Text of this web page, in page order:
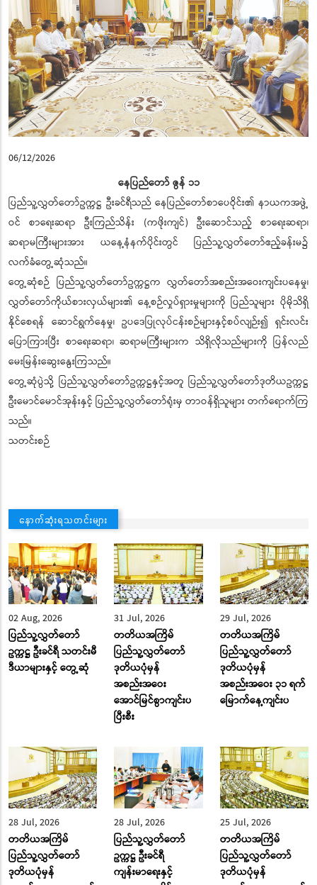
06/12/2026
နေပြည်တော် ဇွန် ၁၁
ပြည်သူ့လွှတ်တော်ဥက္ကဋ္ဌ ဦးခင်ရီသည် နေပြည်တော်စာပေဝိုင်း၏ နာယကအဖွဲ့
ဝင် စာရေးဆရာ ဦးကြည်သိန်း (ကဖိုးကျင်) ဦးဆောင်သည့် စာရေးဆရာ၊
ဆရာမကြီးများအား ယနေ့နံနက်ပိုင်းတွင် ပြည်သူ့လွှတ်တော်ဧည့်ခန်းမ၌
လက်ခံတွေ့ဆုံသည်။
တွေ့ဆုံစဉ် ပြည်သူ့လွှတ်တော်ဥက္ကဋ္ဌက လွှတ်တော်အစည်းအဝေးကျင်းပနေမှု၊
လွှတ်တော်ကိုယ်စားလှယ်များ၏ နေ့စဉ်လှုပ်ရှားမှုများကို ပြည်သူများ ပိုမိုသိရှိ
နိုင်စေရန် ဆောင်ရွက်နေမှု၊ ဥပဒေပြုလုပ်ငန်းစဉ်များနှင့်စပ်လျဉ်း၍ ရှင်းလင်း
ပြောကြားပြီး စာရေးဆရာ၊ ဆရာမကြီးများက သိရှိလိုသည်များကို ပြန်လည်
မေးမြန်းဆွေးနွေးကြသည်။
တွေ့ဆုံပွဲသို့ ပြည်သူ့လွှတ်တော်ဥက္ကဋ္ဌနှင့်အတူ ပြည်သူ့လွှတ်တော်ဒုတိယဥက္ကဋ္ဌ
ဦးမောင်မောင်အုန်းနှင့် ပြည်သူ့လွှတ်တော်ရုံးမှ တာဝန်ရှိသူများ တက်ရောက်ကြ
သည်။
သတင်းစဉ်
နောက်ဆုံးရသတင်းများ
02 Aug, 2026
ပြည်သူ့လွှတ်တော်
ဥက္ကဋ္ဌ ဦးခင်ရီ သတင်းမီ
ဒီယာများနှင့် တွေ့ဆုံ
31 Jul, 2026
တတိယအကြိမ်
ပြည်သူ့လွှတ်တော်
ဒုတိယပုံမှန်
အစည်းအဝေး
အောင်မြင်စွာကျင်းပ
ပြီးစီး
29 Jul, 2026
တတိယအကြိမ်
ပြည်သူ့လွှတ်တော်
ဒုတိယပုံမှန်
အစည်းအဝေး ၃၁ ရက်
မြောက်နေ့ကျင်းပ
28 Jul, 2026
တတိယအကြိမ်
ပြည်သူ့လွှတ်တော်
ဒုတိယပုံမှန်
28 Jul, 2026
ပြည်သူ့လွှတ်တော်
ဥက္ကဋ္ဌ ဦးခင်ရီ
ကျန်းမာရေးနှင့်
25 Jul, 2026
တတိယအကြိမ်
ပြည်သူ့လွှတ်တော်
ဒုတိယပုံမှန်